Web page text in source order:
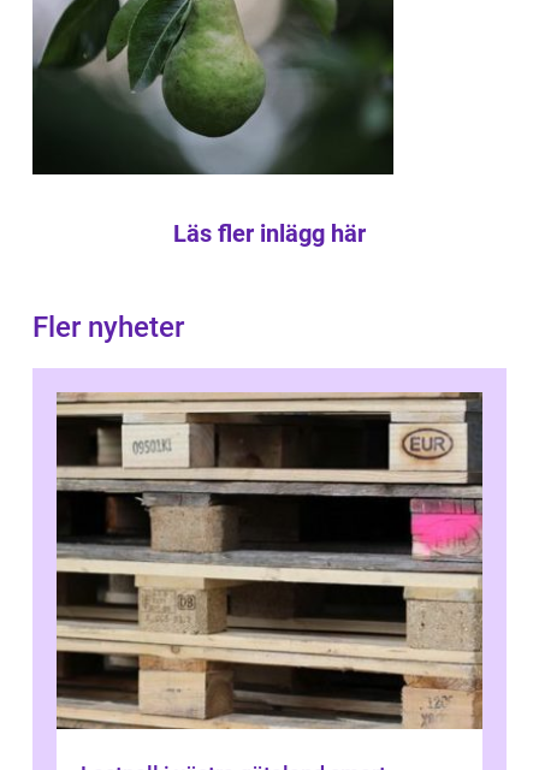
Läs fler inlägg här
Fler nyheter